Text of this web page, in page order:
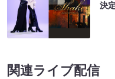
決
関連ライブ配信